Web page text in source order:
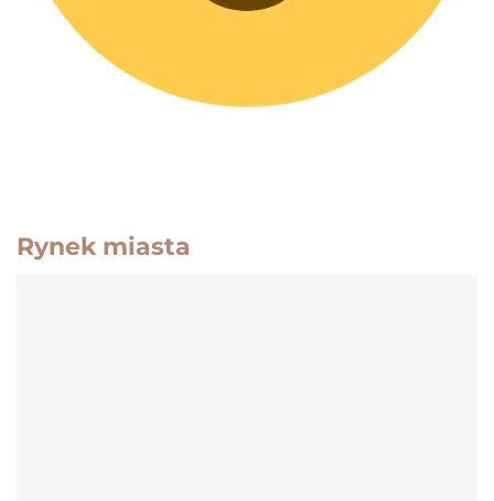
Rynek miasta